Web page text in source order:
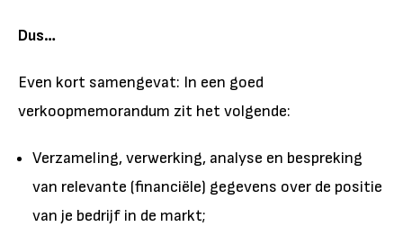
Dus…
Even kort samengevat: In een goed
verkoopmemorandum zit het volgende:
Verzameling, verwerking, analyse en bespreking
van relevante (financiële) gegevens over de positie
van je bedrijf in de markt;